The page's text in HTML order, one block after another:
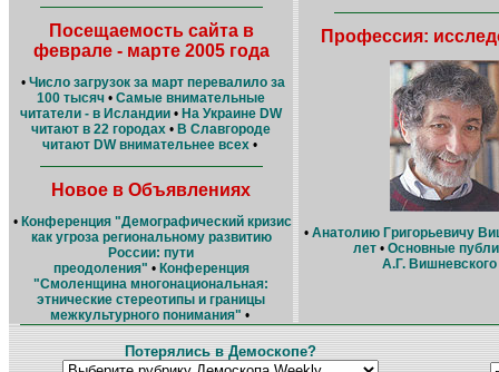
Посещаемость сайта в
феврале - марте 2005 года
• Число загрузок за март перевалило за
100 тысяч • Самые внимательные
читатели - в Исландии • На Украине DW
читают в 22 городах • В Славгороде
читают DW внимательнее всех•
Новое в Объявлениях
• Конференция "Демографический кризис
как угроза региональному развитию
России: пути
преодоления" • Конференция
"Смоленщина многонациональная:
этнические стереотипы и границы
межкультурного понимания" •
Профессия:
• Анатолию Григорьевичу
лет • Основные
А.Г. Вишневского
Потерялись в Демоскопе?